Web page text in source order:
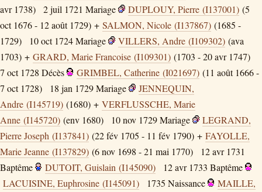
avr 1738)
2 juil 1721 Mariage DUPLOUY, Pierre (I137001) (5
oct 1676 - 12 août 1729) + SALMON, Nicole (I137867) (1685 -
1729)
10 oct 1724Mariage VILLERS, Andre (I109302) (ava
1703) + GRARD, Marie Francoise (I109301) (1703 - 20 avr 1747)
7 oct 1728 Décès GRIMBEL, Catherine (I021697) (11 août 1666 -
7 oct 1728)
18 jan 1729Mariage
JENNEQUIN,
Andre (I145719) (1680) + VERFLUSSCHE, Marie
Anne (I145720) (env 1680) 10 nov 1729Mariage
LEGRAND,
Pierre Joseph (I137841) (22 fév 1705 - 11 fév 1790) + FAYOLLE,
Marie Jeanne (I137829) (6 nov 1698 - 21 mai 1770)
12 avr 1731
Baptême
DUTOIT, Guislain (I145090) 12 avr 1733 Baptême
LACUISINE, Euphrosine (I145091)
1735 Naissance
MAILLE,